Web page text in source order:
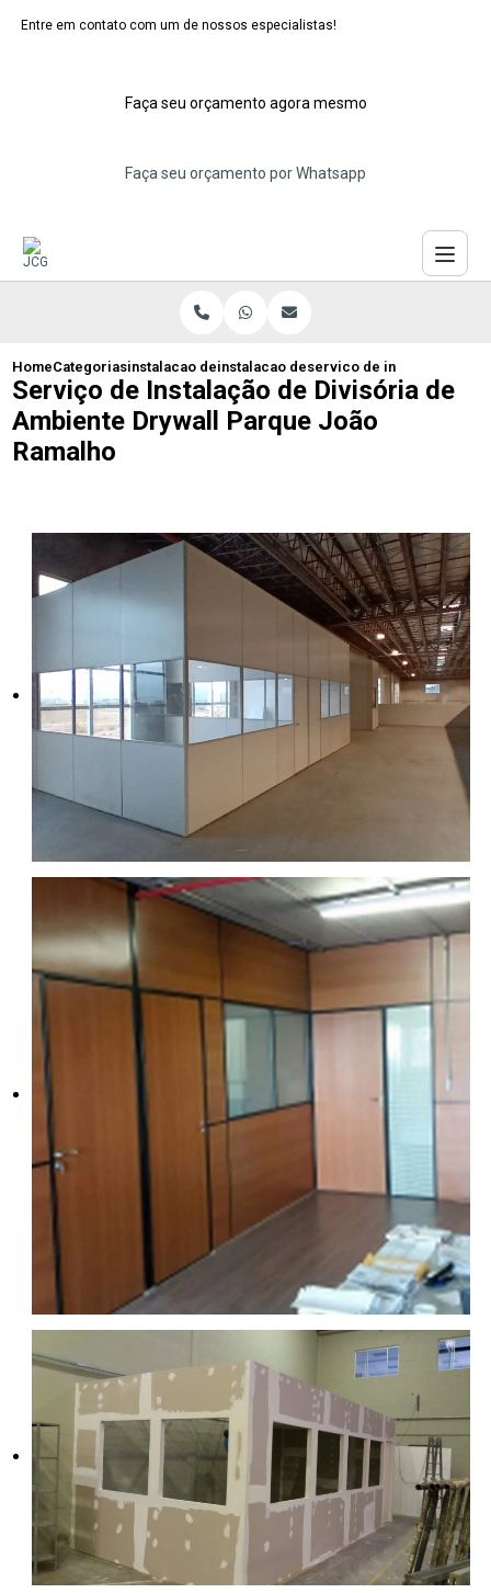
Entre em contato com um de nossos especialistas!
Faça seu orçamento agora mesmo
Faça seu orçamento por Whatsapp
HomeCategoriasinstalacao de divisorias de drywall
instalacao de divisoria de drywall maua
servico de instalacao de
Serviço de Instalação de Divisória de
Ambiente Drywall Parque João
Ramalho